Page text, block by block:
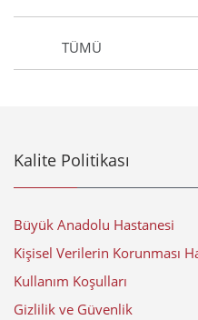
TÜMÜ
Kalite Politikası
Büyük Anadolu Hastanesi
Kişisel Verilerin Korunması
Kullanım Koşulları
Gizlilik ve Güvenlik